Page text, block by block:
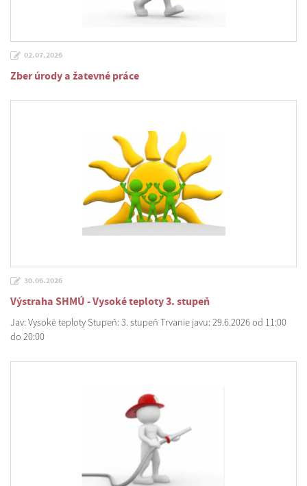
02.07.2026
Zber úrody a žatevné práce
30.06.2026
Výstraha SHMÚ - Vysoké teploty 3. stupeň
Jav: Vysoké teploty Stupeň: 3. stupeň Trvanie javu: 29.6.2026 od 11:00
do 20:00